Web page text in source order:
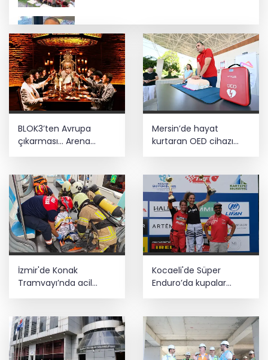
talimatı
İstanbul'da tarihi mezar taşlarına
saldırı sonrası restorasyon
AgroGreen Bursa'da 80 şehir, 13 ülke
ağırlayacak
milyon dolar
BLOK3’ten Avrupa
çıkarması... Arena
turnesi resmen
Mersin’de hayat
kurtaran OED cihazı
eğitimi
İzmir'de Konak
Tramvayı’nda acil
Kocaeli'de Süper
Enduro’da kupalar